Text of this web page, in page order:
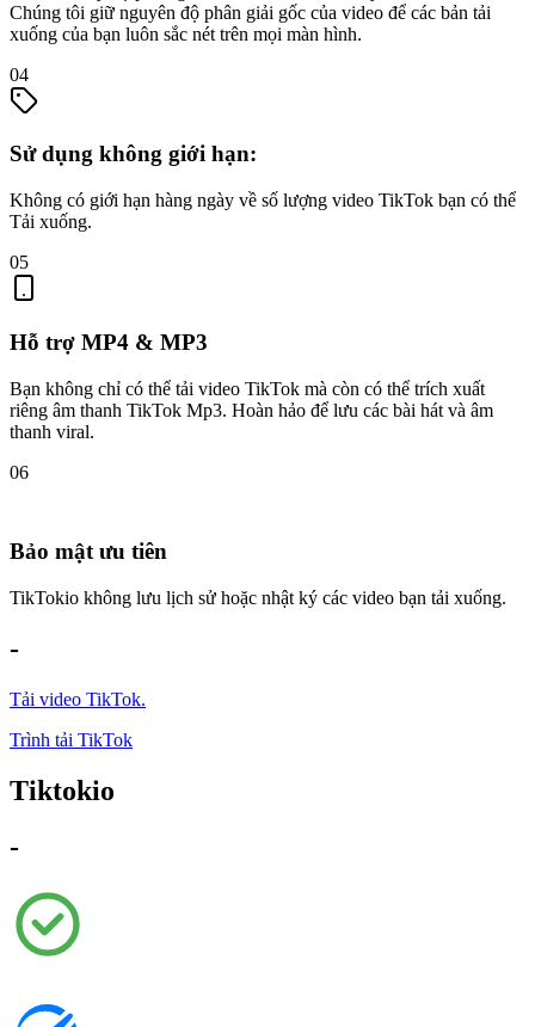
Chúng tôi giữ nguyên độ phân giải gốc của video để các bản tải
xuống của bạn luôn sắc nét trên mọi màn hình.
04
Sử dụng không giới hạn:
Không có giới hạn hàng ngày về số lượng video TikTok bạn có thể
Tải xuống.
05
Hỗ trợ MP4 & MP3
Bạn không chỉ có thể tải video TikTok mà còn có thể trích xuất
riêng âm thanh TikTok Mp3. Hoàn hảo để lưu các bài hát và âm
thanh viral.
06
Bảo mật ưu tiên
TikTokio không lưu lịch sử hoặc nhật ký các video bạn tải xuống.
-
Tải video TikTok.
Trình tải TikTok
Tiktokio
-